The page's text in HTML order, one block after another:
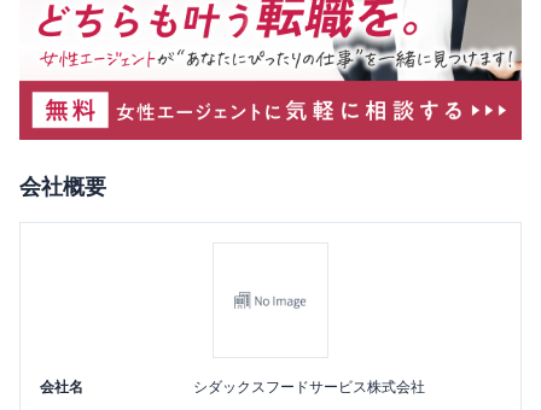
会社概要
会社名 シダックスフードサービス株式会社